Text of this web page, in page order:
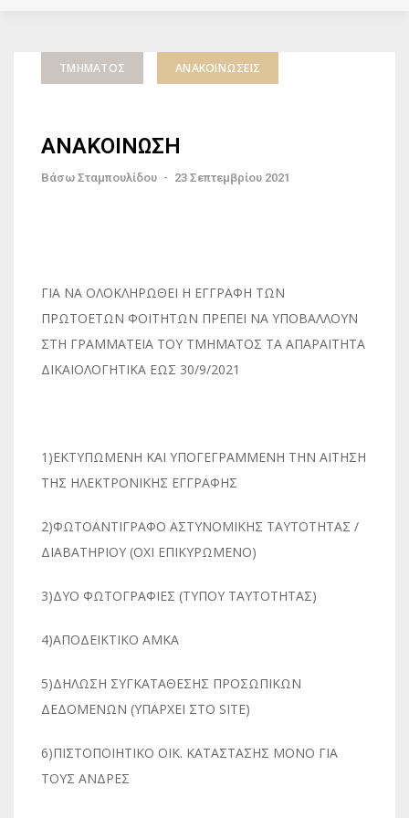
ΤΜΉΜΑΤΟΣ ΑΝΑΚΟΙΝΏΣΕΙΣ
ΑΝΑΚΟΙΝΩΣΗ
Βάσω Σταμπουλίδου - 23 Σεπτεμβρίου 2021
ΓΙΑ ΝΑ ΟΛΟΚΛΗΡΩΘΕΙ Η ΕΓΓΡΑΦΗ ΤΩΝ
ΠΡΩΤΟΕΤΩΝ ΦΟΙΤΗΤΩΝ ΠΡΕΠΕΙ ΝΑ ΥΠΟΒΑΛΛΟΥΝ
ΣΤΗ ΓΡΑΜΜΑΤΕΙΑ ΤΟΥ ΤΜΗΜΑΤΟΣ ΤΑ ΑΠΑΡΑΙΤΗΤΑ
ΔΙΚΑΙΟΛΟΓΗΤΙΚΑ ΕΩΣ 30/9/2021
1)ΕΚΤΥΠΩΜΕΝΗ ΚΑΙ ΥΠΟΓΕΓΡΑΜΜΕΝΗ ΤΗΝ ΑΙΤΗΣΗ
ΤΗΣ ΗΛΕΚΤΡΟΝΙΚΗΣ ΕΓΓΡΑΦΗΣ
2)ΦΩΤΟΑΝΤΙΓΡΑΦΟ ΑΣΤΥΝΟΜΙΚΗΣ ΤΑΥΤΟΤΗΤΑΣ /
ΔΙΑΒΑΤΗΡΙΟΥ (ΟΧΙ ΕΠΙΚΥΡΩΜΕΝΟ)
3)ΔΥΟ ΦΩΤΟΓΡΑΦΙΕΣ (ΤΥΠΟΥ ΤΑΥΤΟΤΗΤΑΣ)
4)ΑΠΟΔΕΙΚΤΙΚΟ ΑΜΚΑ
5)ΔΗΛΩΣΗ ΣΥΓΚΑΤΑΘΕΣΗΣ ΠΡΟΣΩΠΙΚΩΝ
ΔΕΔΟΜΕΝΩΝ (ΥΠΑΡΧΕΙ ΣΤΟ SITE)
6)ΠΙΣΤΟΠΟΙΗΤΙΚΟ ΟΙΚ. ΚΑΤΑΣΤΑΣΗΣ ΜΟΝΟ ΓΙΑ
ΤΟΥΣ ΑΝΔΡΕΣ